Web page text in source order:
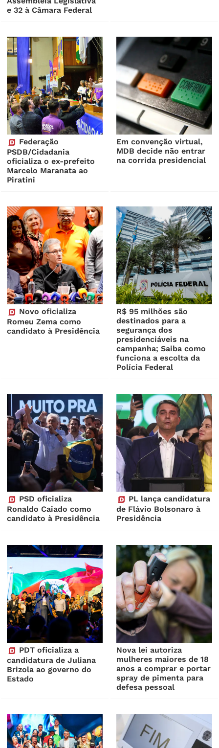
e 32 à Câmara Federal
Federação
PSDB/Cidadania
oficializa o ex-prefeito
Marcelo Maranata ao
Piratini
Em convenção virtual,
MDB decide não entrar
na corrida presidencial
Novo oficializa
Romeu Zema como
candidato à Presidência
R$ 95 milhões são
destinados para a
segurança dos
presidenciáveis na
campanha; Saiba como
funciona a escolta da
Polícia Federal
PSD oficializa
Ronaldo Caiado como
candidato à Presidência
PL lança candidatura
de Flávio Bolsonaro à
Presidência
PDT oficializa a
candidatura de Juliana
Brizola ao governo do
Estado
Nova lei autoriza
mulheres maiores de 18
anos a comprar e portar
spray de pimenta para
defesa pessoal